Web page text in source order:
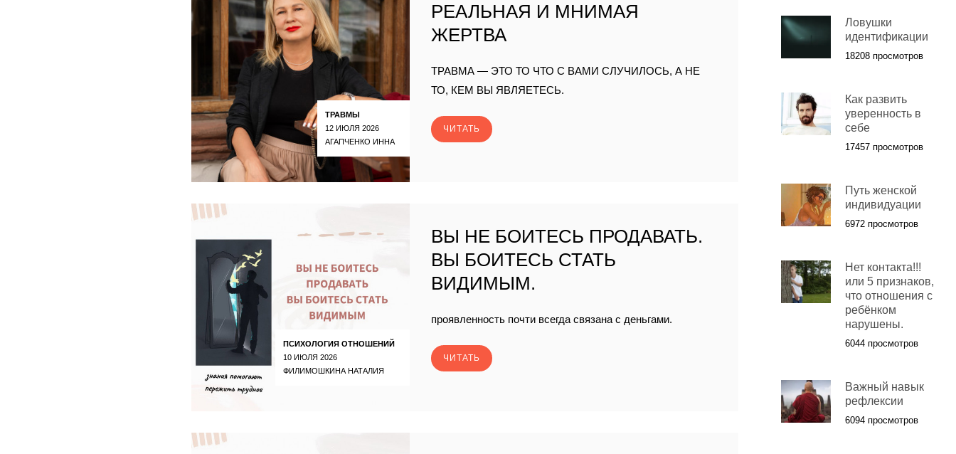
ТРАВМЫ
12 ИЮЛЯ 2026
АГАПЧЕНКО ИННА
РЕАЛЬНАЯ И МНИМАЯ
ЖЕРТВА
ТРАВМА — ЭТО ТО ЧТО С ВАМИ СЛУЧИЛОСЬ, А НЕ
ТО, КЕМ ВЫ ЯВЛЯЕТЕСЬ.
ЧИТАТЬ
ПСИХОЛОГИЯ ОТНОШЕНИЙ
10 ИЮЛЯ 2026
ФИЛИМОШКИНА НАТАЛИЯ
ВЫ НЕ БОИТЕСЬ ПРОДАВАТЬ.
ВЫ БОИТЕСЬ СТАТЬ
ВИДИМЫМ.
проявленность почти всегда связана с деньгами.
ЧИТАТЬ
Ловушки
идентификации
18208 просмотров
Как развить
уверенность в
себе
17457 просмотров
Путь женской
индивидуации
6972 просмотров
Нет контакта!!!
или 5 признаков,
что отношения с
ребёнком
нарушены.
6044 просмотров
Важный навык
рефлексии
6094 просмотров